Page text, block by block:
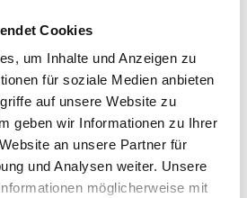
Cookies
um Inhalte und Anzeigen zu
für soziale Medien anbieten
auf unsere Website zu
geben wir Informationen zu Ihrer
an unsere Partner für
und Analysen weiter. Unsere
möglicherweise mit